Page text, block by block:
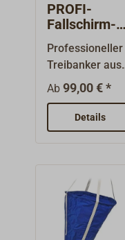
PROFI-
Fallschirm-
Treibanker
Professioneller
Treibanker aus
sehr schwerem,
gelbem PVC-
beschichteten
Planengewebe.
Gurtbänder
verstärken den
an beiden Seiten
offenen
Ab99,00 € *
Details